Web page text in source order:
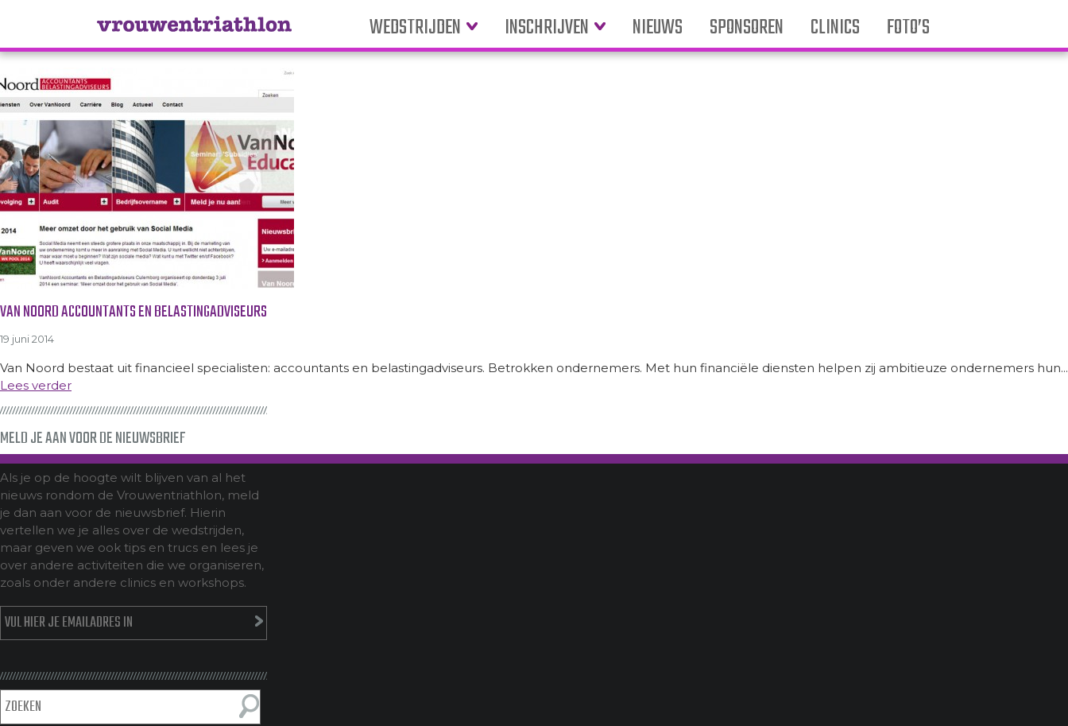
WEDSTRIJDEN INSCHRIJVEN NIEUWS SPONSOREN CLINICS FOTO’S
Tag Archive: belastingen
VAN NOORD ACCOUNTANTS EN BELASTINGADVISEURS
19 juni 2014
Van Noord bestaat uit financieel specialisten: accountants en belastingadviseurs. Betrokken ondernemers. Met hun financiële diensten helpen zij ambitieuze ondernemers hun...
Lees verder
MELD JE AAN VOOR DE NIEUWSBRIEF
Als je op de hoogte wilt blijven van al het
nieuws rondom de Vrouwentriathlon, meld
je dan aan voor de nieuwsbrief. Hierin
vertellen we je alles over de wedstrijden,
maar geven we ook tips en trucs en lees je
over andere activiteiten die we organiseren,
zoals onder andere clinics en workshops.